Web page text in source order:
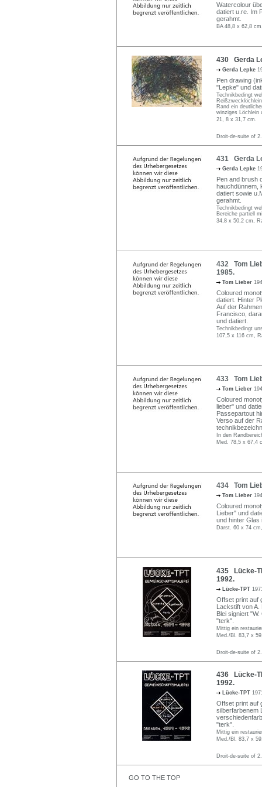
Watercolour
datiert u.re. Im
gerahmt.
BA 48,8 x 62,8
430 Gerda
Gerda Lepke
Pen drawing
"Lepke" und
Technikbedingt
Rand ein
winziges Löchlein
21, 8 x 31,7 cm.
Droit-de-suite of
431 Gerda
Gerda Lepke
Pen and brush
hauchdünnem,
datiert sowie
gerahmt.
Technikbedingt
Bereiche partiell
34,8 x 50,2 cm,
432 Tom
1985.
Tom Lieber
Coloured
datiert. Hinter
Auf der
Francisco,
und datiert.
Technikbedingt
107,5 x 116 cm,
433 Tom
Tom Lieber
Coloured
lieber" und
Passepartout
Verso auf der
In den
Med. 78,5 x 67,4
434 Tom
Tom Lieber
Coloured
Lieber" und
und hinter Glas
Darst. 60 x 74
435 Lücke-
1992.
Lücke-TPT
Offset print auf
Lackstift von A.
Blei signiert
"terk".
Mittig ein
Med./Bl. 83,7 x
Droit-de-suite of
436 Lücke-
1992.
Lücke-TPT
Offset print auf
silberfarbenem
"terk".
Mittig ein
Med./Bl. 83,7 x
Droit-de-suite of
GO TO THE TOP